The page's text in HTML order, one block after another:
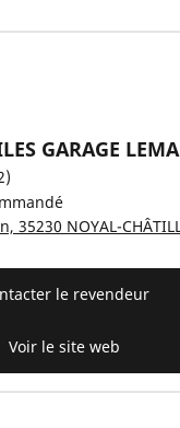
GARAGE
le revendeur
Voir le site web